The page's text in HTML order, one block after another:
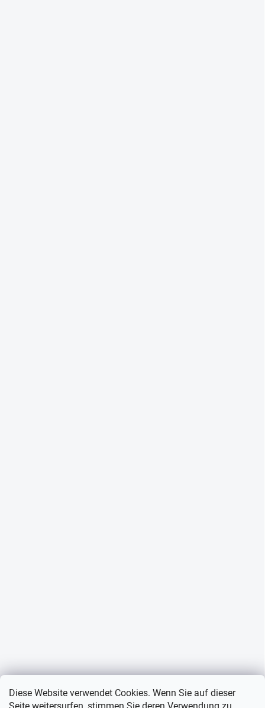
Diese Website verwendet Cookies. Wenn Sie auf dieser